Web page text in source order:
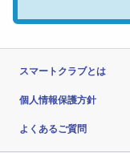
スマートクラブとは
個人情報保護方針
よくあるご質問